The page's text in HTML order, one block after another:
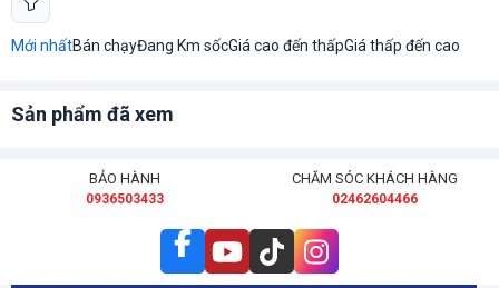
Mới nhấtBán chạyĐang Km sốcGiá cao đến thấpGiá thấp đến cao
Sản phẩm đã xem
BẢO HÀNH
0936503433
CHĂM SÓC KHÁCH HÀNG
02462604466